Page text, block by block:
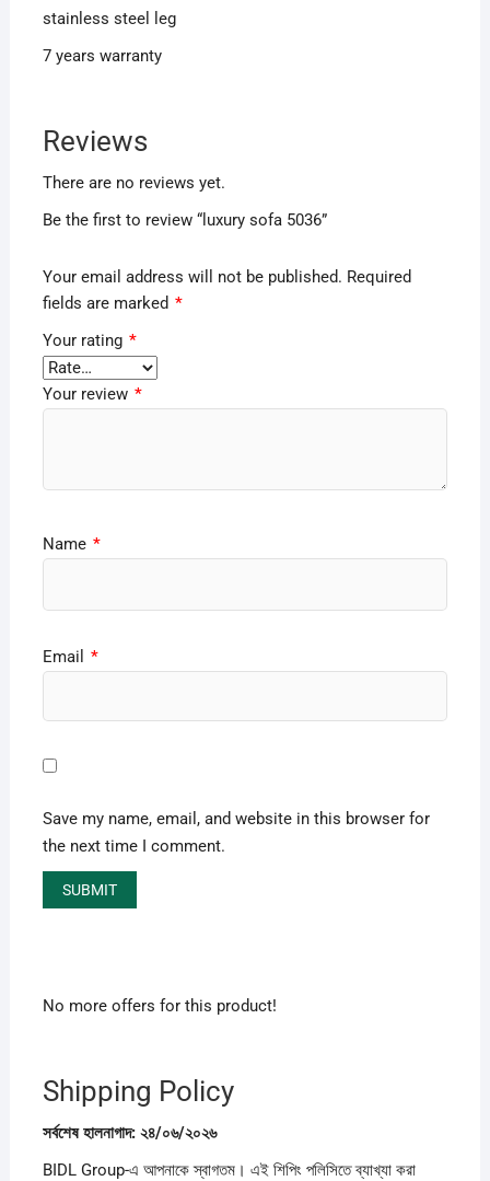
stainless steel leg
7 years warranty
Reviews
There are no reviews yet.
Be the first to review “luxury sofa 5036”
Your email address will not be published. Required
fields are marked *
Your rating *
Your review *
Name *
Email *
Save my name, email, and website in this browser for
the next time I comment.
No more offers for this product!
Shipping Policy
সর্বশেষহালনাগাদ: ২৪/০৬/২০২৬
BIDL Group-এ আপনাকে স্বাগতম। এই শিপিং পলিসিতে ব্যাখ্যা করা